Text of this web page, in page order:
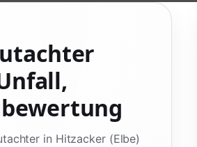
in Hitzacker (Elbe)